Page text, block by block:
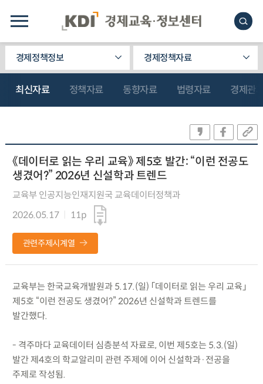
경제정책정보 경제정책자료
최신자료 정책자료 동향자료 법령자료 경제관
《데이터로 읽는 우리 교육》 제5호 발간: “이런 전공도
생겼어?” 2026년 신설학과 트렌드
교육부 인공지능인재지원국 교육데이터정책과
2026.05.17
11p
관련주제시계열
교육부는 한국교육개발원과 5.17.(일) 「데이터로 읽는 우리 교육」
제5호 “이런 전공도 생겼어?” 2026년 신설학과 트렌드를
발간했다.
- 격주마다 교육데이터 심층분석 자료로, 이번 제5호는 5.3.(일)
발간 제4호의 학교알리미 관련 주제에 이어 신설학과·전공을
주제로 작성됨.